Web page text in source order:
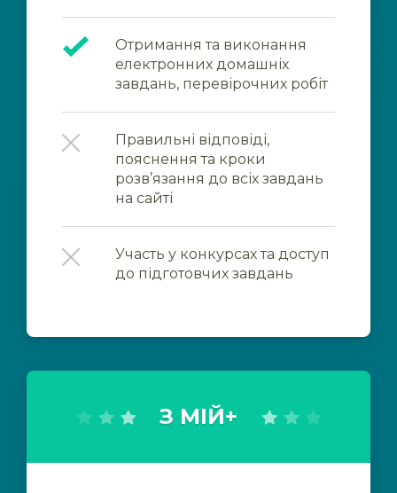
Отримання та виконання
електронних домашніх
завдань, перевірочних робіт
Правильні відповіді,
пояснення та кроки
розв’язання до всіх завдань
на сайті
Участь у конкурсах та доступ
до підготовчих завдань
З МІЙ+